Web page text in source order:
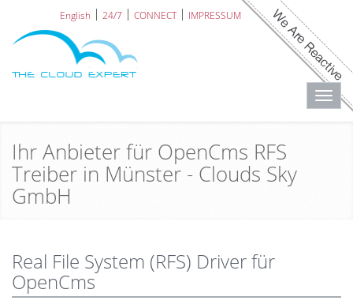
English 24/7 CONNECT IMPRESSUM
Ihr Anbieter für OpenCms RFS
Treiber in Münster - Clouds Sky
GmbH
Real File System (RFS) Driver für
OpenCms